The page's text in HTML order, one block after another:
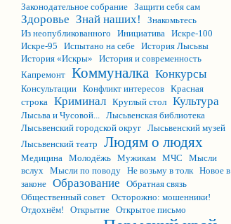
Законодательное собрание Защити себя сам
Здоровье Знай наших!
Знакомьтесь
Из неопубликованного
Инициатива Искре-100
Искре-95
Испытано на себе История Лысьвы
История «Искры»
История и современность
Капремонт Коммуналка Конкурсы
Консультации Конфликт интересов Красная
строка Криминал Круглый стол Культура
Лысьва и Чусовой... Лысьвенская библиотека
Лысьвенский городской округ Лысьвенский музей
Лысьвенский театр
Людям о людях
Медицина Молодёжь Мужикам МЧС
Мысли
вслух Мысли по поводу Не возьму в толк Новое в
законе Образование
Обратная связь
Общественный совет Осторожно: мошенники!
Отдохнём!
Открытие Открытое письмо